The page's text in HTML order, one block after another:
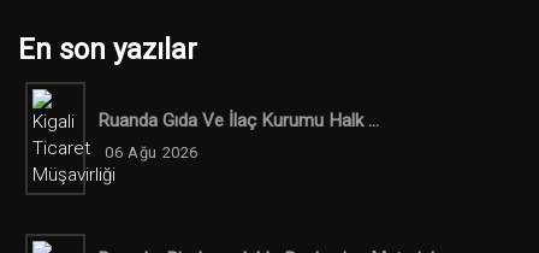
En son yazılar
Ruanda Gıda Ve İlaç Kurumu Halk ...
06 Ağu 2026